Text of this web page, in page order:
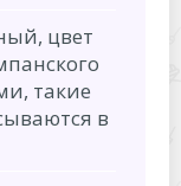
цвет
такие
в